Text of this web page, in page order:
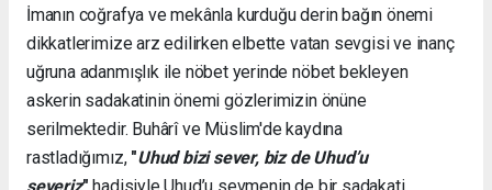
İmanın coğrafya ve mekânla kurduğu derin bağın önemi
dikkatlerimize arz edilirken elbette vatan sevgisi ve inanç
uğruna adanmışlık ile nöbet yerinde nöbet bekleyen
askerin sadakatinin önemi gözlerimizin önüne
serilmektedir. Buhârî ve Müslim'de kaydına
rastladığımız, "Uhud bizi sever, biz de Uhud’u